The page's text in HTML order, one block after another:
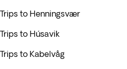
Trips to Henningsvær
Trips to Húsavik
Trips to Kabelvåg